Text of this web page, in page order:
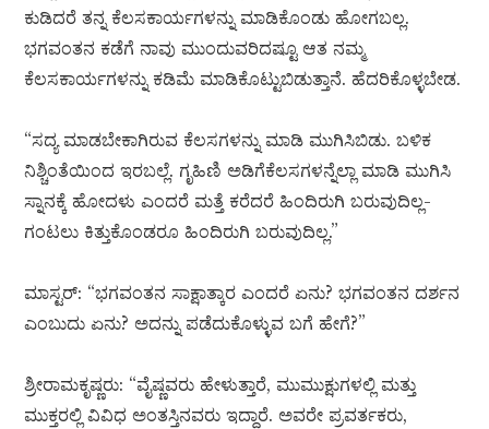
ಕುಡಿದರೆ ತನ್ನ ಕೆಲಸಕಾರ್ಯಗಳನ್ನು ಮಾಡಿಕೊಂಡು ಹೋಗಬಲ್ಲ.
ಭಗವಂತನ ಕಡೆಗೆ ನಾವು ಮುಂದುವರಿದಷ್ಟೂ ಆತ ನಮ್ಮ
ಕೆಲಸಕಾರ್ಯಗಳನ್ನು ಕಡಿಮೆ ಮಾಡಿಕೊಟ್ಟುಬಿಡುತ್ತಾನೆ. ಹೆದರಿಕೊಳ್ಳಬೇಡ.
“ಸದ್ಯ ಮಾಡಬೇಕಾಗಿರುವ ಕೆಲಸಗಳನ್ನು ಮಾಡಿ ಮುಗಿಸಿಬಿಡು. ಬಳಿಕ
ನಿಶ್ಚಿಂತೆಯಿಂದ ಇರಬಲ್ಲೆ. ಗೃಹಿಣಿ ಅಡಿಗೆಕೆಲಸಗಳನ್ನೆಲ್ಲಾ ಮಾಡಿ ಮುಗಿಸಿ
ಸ್ನಾನಕ್ಕೆ ಹೋದಳು ಎಂದರೆ ಮತ್ತೆ ಕರೆದರೆ ಹಿಂದಿರುಗಿ ಬರುವುದಿಲ್ಲ-
ಗಂಟಲು ಕಿತ್ತುಕೊಂಡರೂ ಹಿಂದಿರುಗಿ ಬರುವುದಿಲ್ಲ.”
ಮಾಸ್ಟರ್: “ಭಗವಂತನ ಸಾಕ್ಷಾತ್ಕಾರ ಎಂದರೆ ಏನು? ಭಗವಂತನ ದರ್ಶನ
ಎಂಬುದು ಏನು? ಅದನ್ನು ಪಡೆದುಕೊಳ್ಳುವ ಬಗೆ ಹೇಗೆ?”
ಶ್ರೀರಾಮಕೃಷ್ಣರು: “ವೈಷ್ಣವರು ಹೇಳುತ್ತಾರೆ, ಮುಮುಕ್ಷುಗಳಲ್ಲಿ ಮತ್ತು
ಮುಕ್ತರಲ್ಲಿ ವಿವಿಧ ಅಂತಸ್ತಿನವರು ಇದ್ದಾರೆ. ಅವರೇ ಪ್ರವರ್ತಕರು,